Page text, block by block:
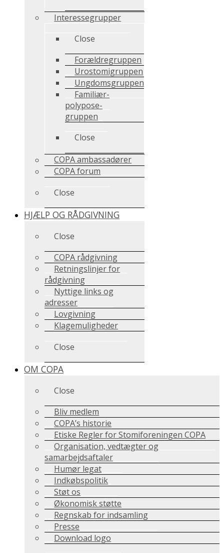
Interessegrupper
Close
Forældregruppen
Urostomigruppen
Ungdomsgruppen
Familiær-
polypose-
gruppen
Close
COPA ambassadører
COPA forum
Close
HJÆLP OG RÅDGIVNING
Close
COPA rådgivning
Retningslinjer for
rådgivning
Nyttige links og
adresser
Lovgivning
Klagemuligheder
Close
OM COPA
Close
Bliv medlem
COPA’s historie
Etiske Regler for Stomiforeningen COPA
Organisation, vedtægter og
samarbejdsaftaler
Humør legat
Indkøbspolitik
Støt os
Økonomisk støtte
Regnskab for indsamling
Presse
Download logo